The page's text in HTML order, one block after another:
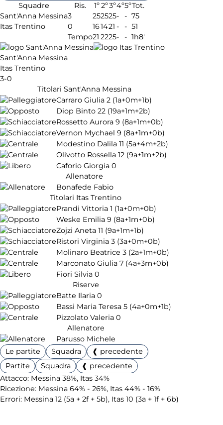
Squadre
Ris. 1º2º3º4º5ºTot.
Sant'Anna Messina3 252525- - 75
Itas Trentino
0 161421 - - 51
Tempo21 2225- - 1h8'
Sant'Anna Messina
Itas Trentino
3-0
Titolari Sant'Anna Messina
Carraro Giulia 2 (1a+0m+1b)
Diop Binto 22 (19a+1m+2b)
Rossetto Aurora 9 (8a+1m+0b)
Vernon Mychael 9 (8a+1m+0b)
Modestino Dalila 11 (5a+4m+2b)
Olivotto Rossella 12 (9a+1m+2b)
Caforio Giorgia 0
Allenatore
Bonafede Fabio
Titolari Itas Trentino
Prandi Vittoria 1 (1a+0m+0b)
Weske Emilia 9 (8a+1m+0b)
Zojzi Aneta 11 (9a+1m+1b)
Ristori Virginia 3 (3a+0m+0b)
Molinaro Beatrice 3 (2a+1m+0b)
Marconato Giulia 7 (4a+3m+0b)
Fiori Silvia 0
Riserve
Batte Ilaria 0
Bassi Maria Teresa 5 (4a+0m+1b)
Pizzolato Valeria 0
Allenatore
Parusso Michele
Le partite
Squadra
❰ precedente
Partite
Squadra
❰ precedente
Attacco: Messina 38%, Itas 34%
Ricezione: Messina 64% - 26%, Itas 44% - 16%
Errori: Messina 12 (5a + 2f + 5b), Itas 10 (3a + 1f + 6b)